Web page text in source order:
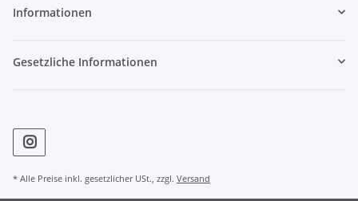
Informationen
Gesetzliche Informationen
* Alle Preise inkl. gesetzlicher USt., zzgl. Versand